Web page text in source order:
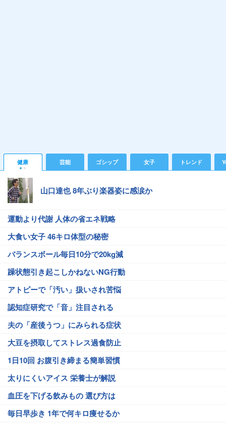
健康 芸能 ゴシップ 女子 トレンド
山口達也 8年ぶり楽器姿に感涙か
運動より代謝 人体の省エネ戦略
大食い女子 46キロ体型の秘密
バランスボール毎日10分で20kg減
躁状態引き起こしかねないNG行動
アトピーで「汚い」扱いされ苦悩
認知症研究で「音」注目される
夫の「産後うつ」にみられる症状
大豆を摂取してストレス過食防止
1日10回 お腹引き締まる簡単習慣
太りにくいアイス 栄養士が解説
血圧を下げる飲みもの 選び方は
毎日早歩き 1年で何キロ痩せるか